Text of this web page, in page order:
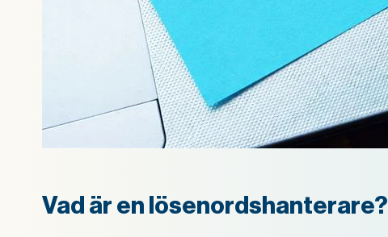
Vad är en lösenordshanterare?